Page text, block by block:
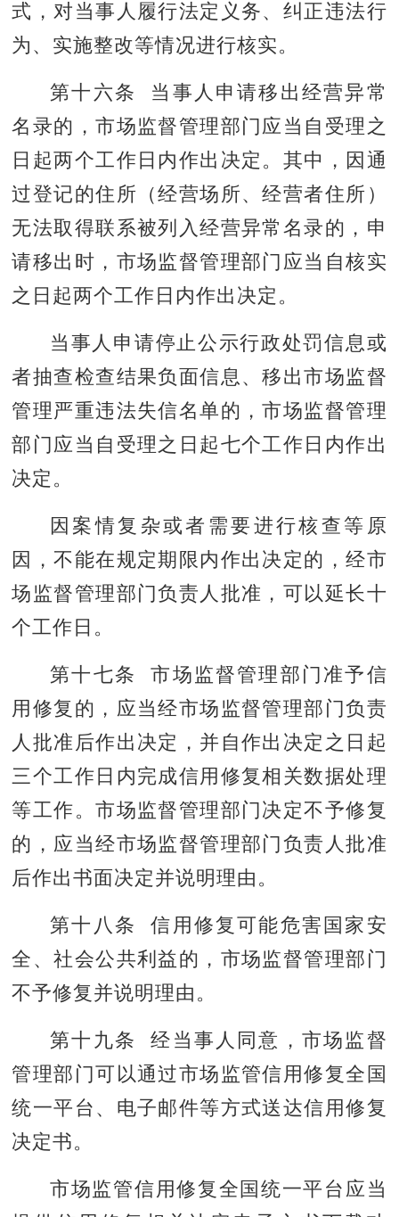
式，对当事人履行法定义务、纠正违法行
为、实施整改等情况进行核实。
第十六条 当事人申请移出经营异常
名录的，市场监督管理部门应当自受理之
日起两个工作日内作出决定。其中，因通
过登记的住所（经营场所、经营者住所）
无法取得联系被列入经营异常名录的，申
请移出时，市场监督管理部门应当自核实
之日起两个工作日内作出决定。
当事人申请停止公示行政处罚信息或
者抽查检查结果负面信息、移出市场监督
管理严重违法失信名单的，市场监督管理
部门应当自受理之日起七个工作日内作出
决定。
因案情复杂或者需要进行核查等原
因，不能在规定期限内作出决定的，经市
场监督管理部门负责人批准，可以延长十
个工作日。
第十七条 市场监督管理部门准予信
用修复的，应当经市场监督管理部门负责
人批准后作出决定，并自作出决定之日起
三个工作日内完成信用修复相关数据处理
等工作。市场监督管理部门决定不予修复
的，应当经市场监督管理部门负责人批准
后作出书面决定并说明理由。
第十八条 信用修复可能危害国家安
全、社会公共利益的，市场监督管理部门
不予修复并说明理由。
第十九条 经当事人同意，市场监督
管理部门可以通过市场监管信用修复全国
统一平台、电子邮件等方式送达信用修复
决定书。
市场监管信用修复全国统一平台应当